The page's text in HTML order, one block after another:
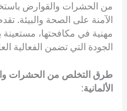
من الحشرات والقوارض
الآمنة على الصحة والبيئة.
مهنية في مكافحتها، مستعينة
الجودة التي تضمن الفعالية
طرق التخلص من الحشرات
الألمانية: